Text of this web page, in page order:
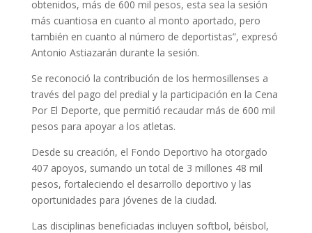
obtenidos, más de 600 mil pesos, esta sea la sesión
más cuantiosa en cuanto al monto aportado, pero
también en cuanto al número de deportistas”, expresó
Antonio Astiazarán durante la sesión.
Se reconoció la contribución de los hermosillenses a
través del pago del predial y la participación en la Cena
Por El Deporte, que permitió recaudar más de 600 mil
pesos para apoyar a los atletas.
Desde su creación, el Fondo Deportivo ha otorgado
407 apoyos, sumando un total de 3 millones 48 mil
pesos, fortaleciendo el desarrollo deportivo y las
oportunidades para jóvenes de la ciudad.
Las disciplinas beneficiadas incluyen softbol, béisbol,